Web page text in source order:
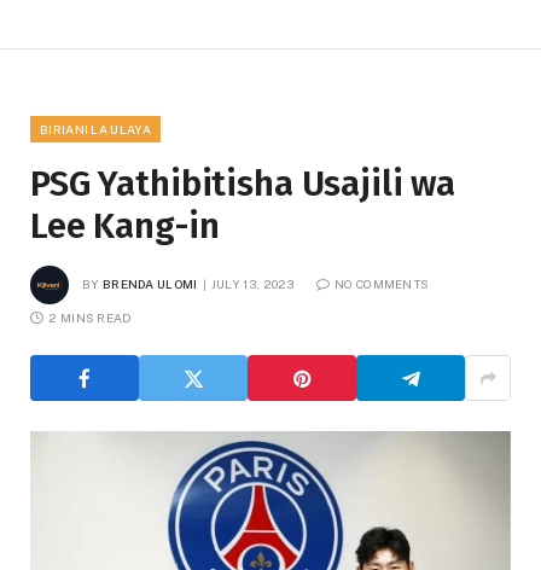
BIRIANI LA ULAYA
PSG Yathibitisha Usajili wa
Lee Kang-in
BY BRENDA ULOMI JULY 13, 2023 NO COMMENTS
2 MINS READ